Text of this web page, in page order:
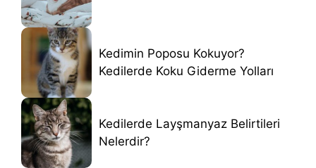
Kedimin Poposu Kokuyor?
Kedilerde Koku Giderme Yolları
Kedilerde Layşmanyaz Belirtileri
Nelerdir?